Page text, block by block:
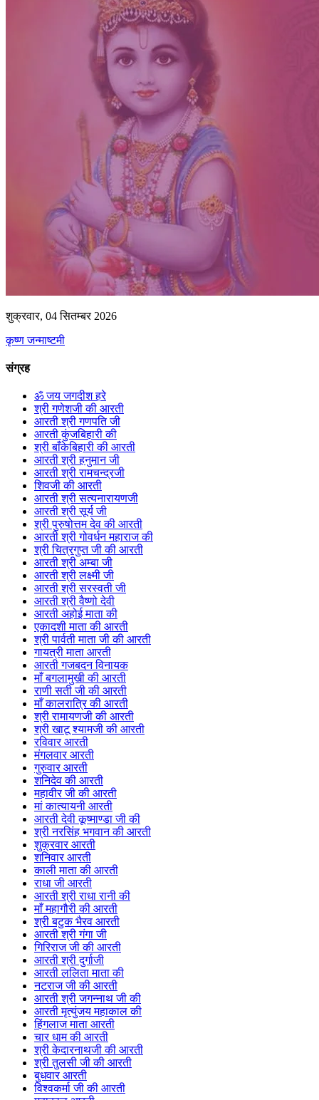
शुक्रवार, 04 सितम्बर 2026
कृष्ण जन्माष्टमी
संग्रह
ॐ जय जगदीश हरे
श्री गणेशजी की आरती
आरती श्री गणपति जी
आरती कुंजबिहारी की
श्री बाँकेबिहारी की आरती
आरती श्री हनुमान जी
आरती श्री रामचन्द्रजी
शिवजी की आरती
आरती श्री सत्यनारायणजी
आरती श्री सूर्य जी
श्री पुरुषोत्तम देव की आरती
आरती श्री गोवर्धन महाराज की
श्री चित्रगुप्त जी की आरती
आरती श्री अम्बा जी
आरती श्री लक्ष्मी जी
आरती श्री सरस्वती जी
आरती श्री वैष्णो देवी
आरती अहोई माता की
एकादशी माता की आरती
श्री पार्वती माता जी की आरती
गायत्री माता आरती
आरती गजबदन विनायक
माँ बगलामुखी की आरती
राणी सती जी की आरती
माँ कालरात्रि की आरती
श्री रामायणजी की आरती
श्री खाटू श्यामजी की आरती
रविवार आरती
मंगलवार आरती
गुरुवार आरती
शनिदेव की आरती
महावीर जी की आरती
मां कात्यायनी आरती
आरती देवी कूष्माण्डा जी की
श्री नरसिंह भगवान की आरती
शुक्रवार आरती
शनिवार आरती
काली माता की आरती
राधा जी आरती
आरती श्री राधा रानी की
माँ महागौरी की आरती
श्री बटुक भैरव आरती
आरती श्री गंगा जी
गिरिराज जी की आरती
आरती श्री दुर्गाजी
आरती ललिता माता की
नटराज जी की आरती
आरती श्री जगन्नाथ जी की
आरती मृत्युंजय महाकाल की
हिंगलाज माता आरती
चार धाम की आरती
श्री केदारनाथजी की आरती
श्री तुलसी जी की आरती
बुधवार आरती
विश्वकर्मा जी की आरती